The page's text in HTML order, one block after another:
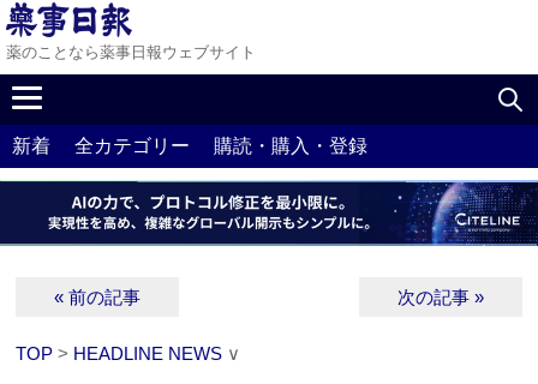
薬のことなら薬事日報ウェブサイト
新着 全カテゴリー 購読・購入・登録
« 前の記事 次の記事 »
TOP > HEADLINE NEWS ∨